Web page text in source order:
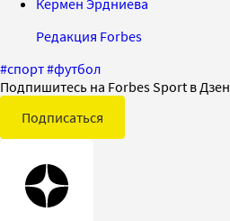
Редакция Forbes
#спорт#футбол
Подпишитесь на Forbes Sport в Дзен
Подписаться